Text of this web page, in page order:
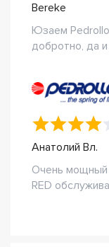
Bereke
Юзаем
добротно, да
Анатолий Вл.
Очень
RED